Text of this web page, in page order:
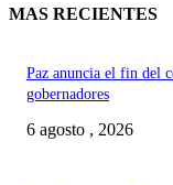
MAS RECIENTES
Paz anuncia el fin del
gobernadores
6 agosto , 2026